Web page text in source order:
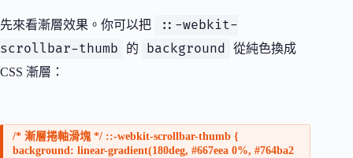
先來看漸層效果。你可以把
::-webkit-
scrollbar-thumb
的 background
從純色換成
CSS 漸層：
/* 漸層捲軸滑塊 */ ::-webkit-scrollbar-thumb {
background: linear-gradient(180deg, #667eea 0%, #764ba2